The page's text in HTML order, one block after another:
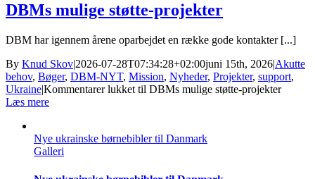
DBMs mulige støtte-projekter
DBM har igennem årene oparbejdet en række gode kontakter [...]
By Knud Skov|2026-07-28T07:34:28+02:00juni 15th, 2026|Akutte
behov, Bøger, DBM-NYT, Mission, Nyheder, Projekter, support,
Ukraine|Kommentarer lukket til DBMs mulige støtte-projekter
Læs mere
Nye ukrainske børnebibler til Danmark
Galleri